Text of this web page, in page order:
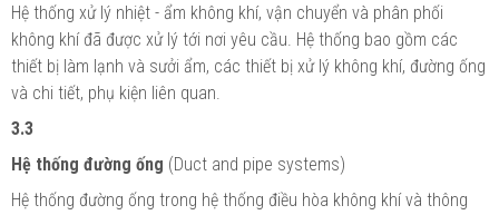
Hệ thống xử lý nhiệt - ẩm không khí, vận chuyển và phân phối
không khí đã được xử lý tới nơi yêu cầu. Hệ thống bao gồm các
thiết bị làm lạnh và sưởi ẩm, các thiết bị xử lý không khí, đường ống
và chi tiết, phụ kiện liên quan.
3.3
Hệ thống đường ống (Duct and pipe systems)
Hệ thống đường ống trong hệ thống điều hòa không khí và thông